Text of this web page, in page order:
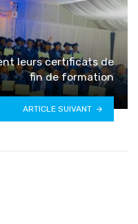
leurs certificats de
fin de formation
ARTICLE SUIVANT